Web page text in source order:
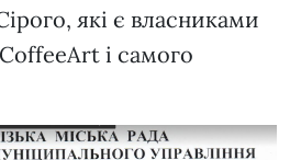
які є власниками
і самого